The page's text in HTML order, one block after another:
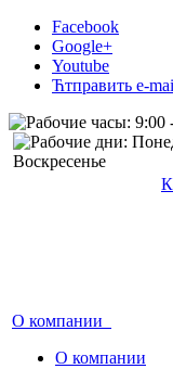
Facebook
Google+
Youtube
Ћтправить e-
О компании
О компании